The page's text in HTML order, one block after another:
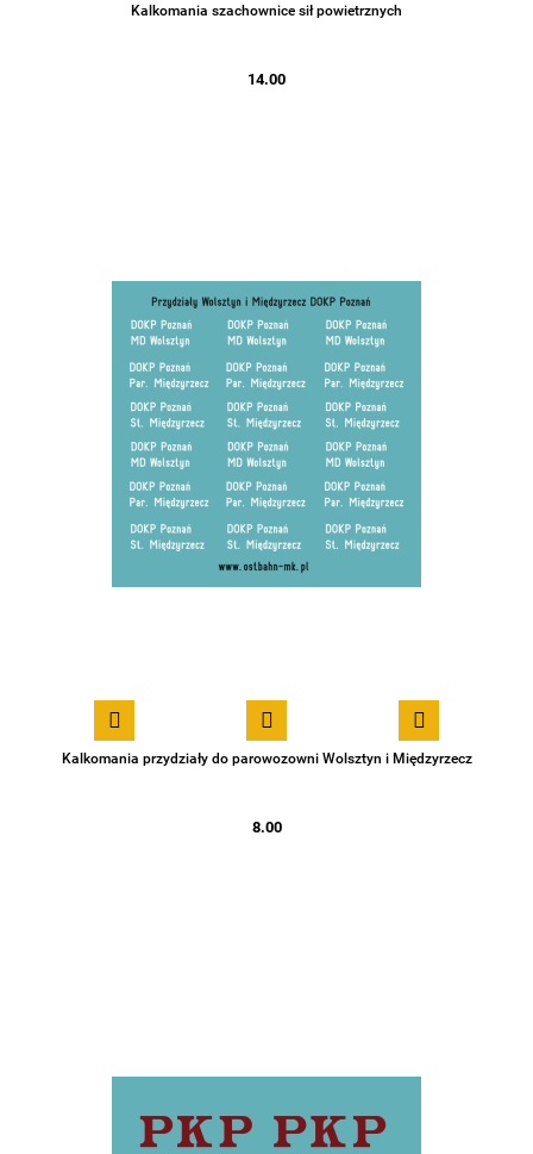
Kalkomania szachownice sił powietrznych
14.00
Kalkomania przydziały do parowozowni Wolsztyn i Międzyrzecz
8.00